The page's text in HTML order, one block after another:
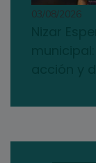
03/08/2026